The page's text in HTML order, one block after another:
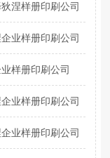
涅样册印刷公司
业样册印刷公司
样册印刷公司
业样册印刷公司
业样册印刷公司